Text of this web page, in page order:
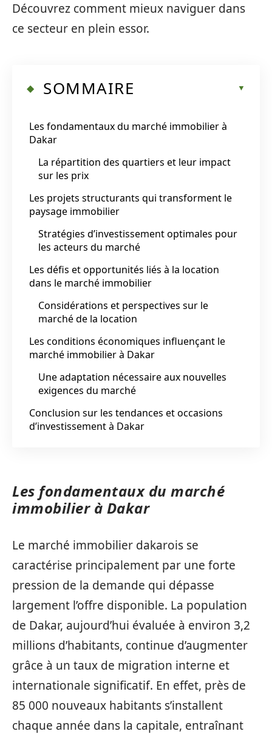
Découvrez comment mieux naviguer dans
ce secteur en plein essor.
SOMMAIRE
Les fondamentaux du marché immobilier à
Dakar
La répartition des quartiers et leur impact
sur les prix
Les projets structurants qui transforment le
paysage immobilier
Stratégies d’investissement optimales pour
les acteurs du marché
Les défis et opportunités liés à la location
dans le marché immobilier
Considérations et perspectives sur le
marché de la location
Les conditions économiques influençant le
marché immobilier à Dakar
Une adaptation nécessaire aux nouvelles
exigences du marché
Conclusion sur les tendances et occasions
d’investissement à Dakar
Les fondamentaux du marché
immobilier à Dakar
Le marché immobilier dakarois se
caractérise principalement par une forte
pression de la demande qui dépasse
largement l’offre disponible. La population
de Dakar, aujourd’hui évaluée à environ 3,2
millions d’habitants, continue d’augmenter
grâce à un taux de migration interne et
internationale significatif. En effet, près de
85 000 nouveaux habitants s’installent
chaque année dans la capitale, entraînant